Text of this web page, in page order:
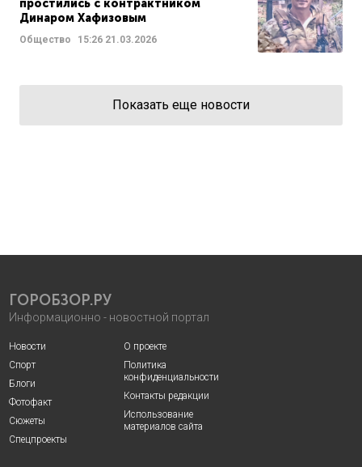
простились с контрактником
Динаром Хафизовым
Общество 15:26 21.03.2026
Показать еще новости
ГОРОБЗОР.РУ
Информационно - новостной портал
Новости
Спорт
Блоги
Фотофакт
Сюжеты
Спецпроекты
О проекте
Политика
конфиденциальности
Контакты редакции
Использование
материалов сайта